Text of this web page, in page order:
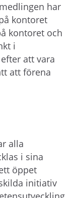
har
kontoret
kontoret och
i
att vara
att förena
alla
i sina
öppet
initiativ